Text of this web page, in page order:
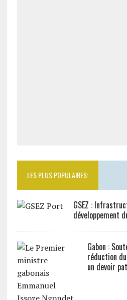
LES PLUS POPULAIRES:
GSEZ :
développement
Gabon :
réduction
un devoir